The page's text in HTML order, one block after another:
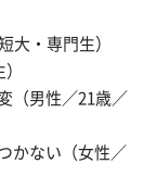
大・専門生）
（男性／21歳／
かない（女性／